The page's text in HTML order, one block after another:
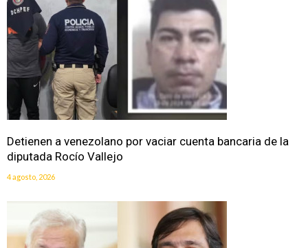
Detienen a venezolano por vaciar cuenta bancaria de la
diputada Rocío Vallejo
4 agosto, 2026